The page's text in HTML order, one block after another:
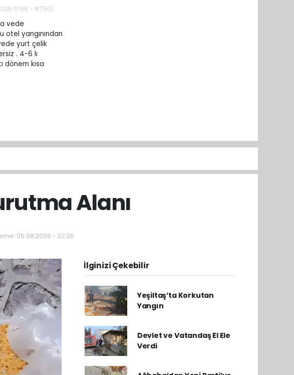
17:56 - #750)
vede
otel yangınından
yurt çelik
. 4-6 lı
dönem kısa
Alanı
05.08.2026 - 22:26
İlginizi Çekebilir
Yeşiltaş’ta Korkutan
Yangın
Devlet ve Vatandaş El Ele
Verdi